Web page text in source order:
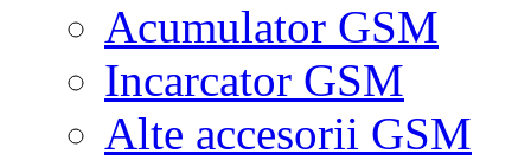
Acumulator GSM
Incarcator GSM
Alte accesorii GSM